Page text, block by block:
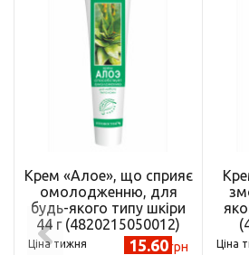
Крем «Алое», що сприяє
омолодженню, для
будь-якого типу шкіри
44 г (4820215050012)
Ціна тижня 15.60 грн Ціна